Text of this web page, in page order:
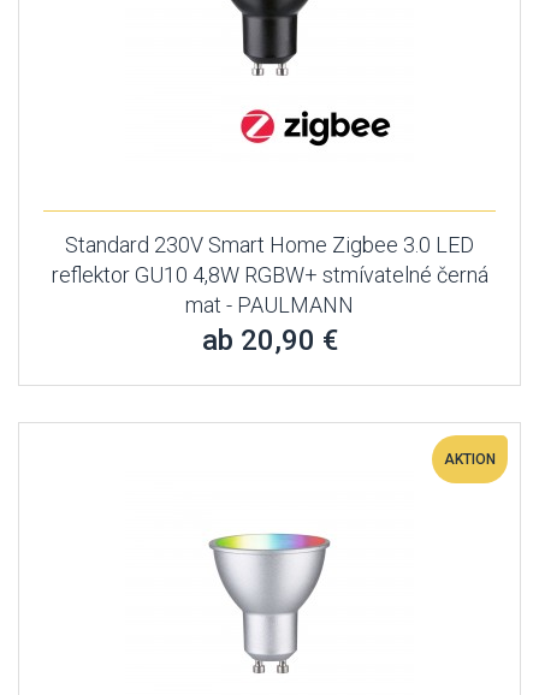
Standard 230V Smart Home Zigbee 3.0 LED
reflektor GU10 4,8W RGBW+ stmívatelné černá
mat - PAULMANN
ab 20,90 €
AKTION